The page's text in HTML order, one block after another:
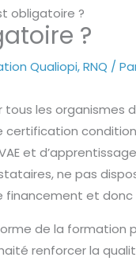
obligatoire ?
?
Qualiopi,RNQ /
tous les organismes
et d’apprentissage
ne pas
et donc
de la formation
renforcer la